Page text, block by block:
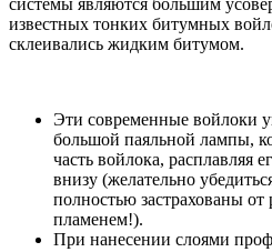
известных тонких битумных
склеивались жидким битумом.
Эти современные войлоки
большой паяльной лампы,
часть войлока, расплавляя
внизу (желательно
полностью застрахованы от
пламенем!).
При нанесении слоями